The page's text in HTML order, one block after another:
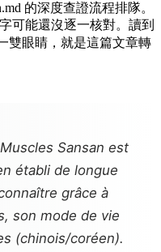
的深度查證流程排隊。
可能還沒逐一核對。讀到
眼睛，就是這篇文章轉
Muscles Sansan est
établi de longue
grâce à
son mode de vie
(chinois/coréen).